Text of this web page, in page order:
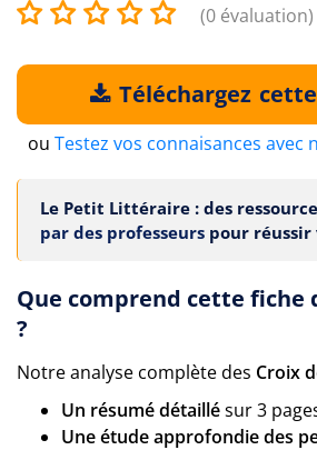
(0 évaluation)
Téléchargez
ou Testez vos connaisances avec
Le Petit Littéraire : des
par des professeurs pour réussir
Que comprend cette fiche
?
Notre analyse complète des Croix
Un résumé détaillésur 3
Une étude approfondie des